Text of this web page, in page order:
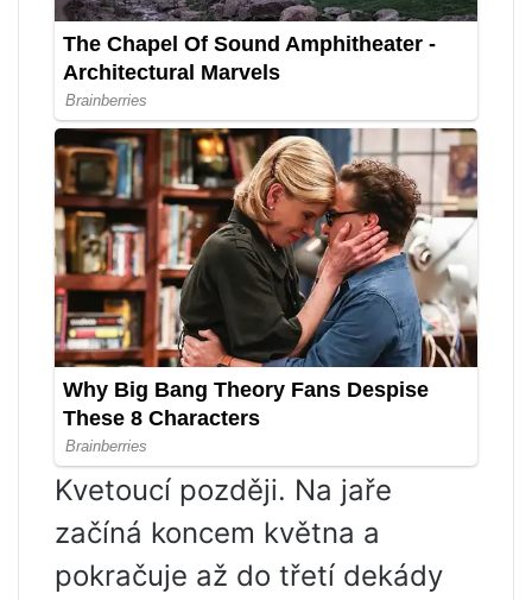
Kvetoucí později. Na jaře
začíná koncem května a
pokračuje až do třetí dekády